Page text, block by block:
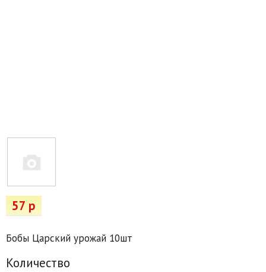
Подарочные сертификаты
57 р
Бобы Царский урожай 10шт
Количество